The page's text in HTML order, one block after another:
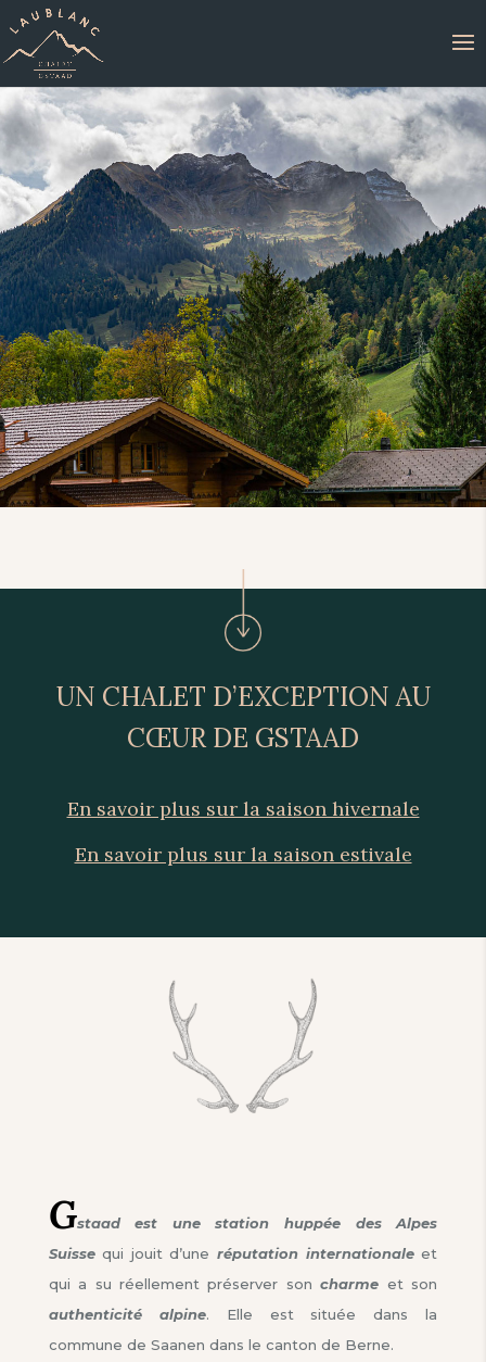
UN CHALET D’EXCEPTION AU
CŒUR DE GSTAAD
En savoir plus sur la saison hivernale
En savoir plus sur la saison estivale
Gstaad est une station huppée des Alpes
Suissequi jouit d’uneréputation internationaleet
qui a su réellement préserver soncharme et son
authenticité alpine. Elle est située dans la
commune de Saanen dans le canton de Berne.